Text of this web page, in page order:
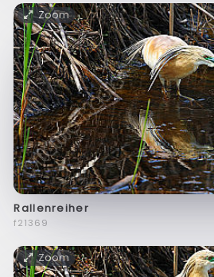
Zoom
Rallenreiher
f21369
Zoom